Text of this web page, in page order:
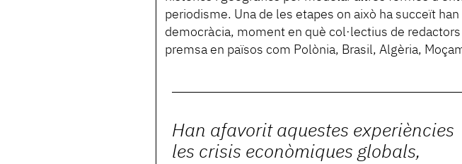
periodisme. Una de les etapes on això ha succeït
democràcia, moment en què col·lectius de
premsa en països com Polònia, Brasil, Algèria,
Han afavorit aquestes experiències
les crisis econòmiques globals,